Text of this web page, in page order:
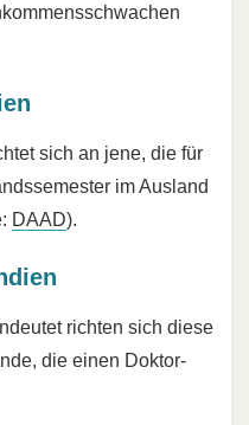
sich an jene, die für
im Ausland
DAAD).
richten sich diese
die einen Doktor-